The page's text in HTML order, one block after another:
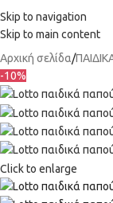
Skip to navigation
Skip to main content
Αρχική σελίδα
-10%
Click to enlarge